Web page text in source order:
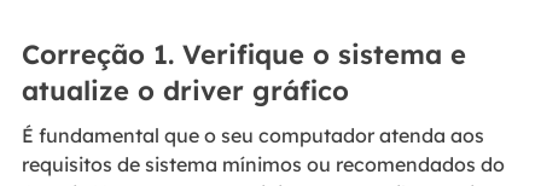
Correção 1. Verifique o sistema e
atualize o driver gráfico
É fundamental que o seu computador atenda aos
requisitos de sistema mínimos ou recomendados do